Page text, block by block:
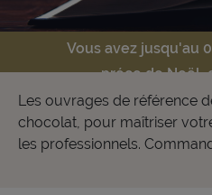
Vous avez jusqu'au
préco de Noël,
Les ouvrages de référence
chocolat, pour maîtriser
les professionnels.